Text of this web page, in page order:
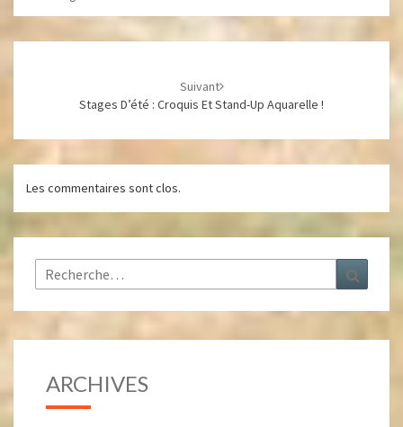
Suivant
Stages D’été : Croquis Et Stand-Up Aquarelle !
Les commentaires sont clos.
Rechercher :
ARCHIVES